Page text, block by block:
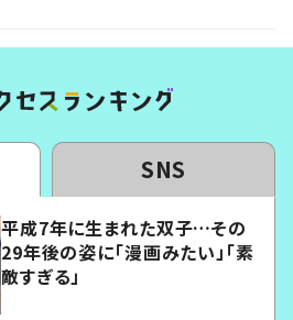
SNS
平成7年に生まれた双子…その
29年後の姿に「漫画みたい」「素
敵すぎる」